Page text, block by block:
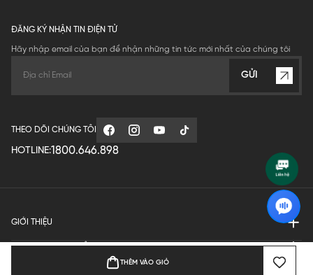
THÊM VÀO GIỎ
ĐĂNG KÝ NHẬN TIN ĐIỆN TỬ
Hãy nhập email của bạn để nhận những tin tức mới nhất của chúng tôi
GỬI
THEO DÕI CHÚNG TÔI
HOTLINE:1800.646.898
GIỚI THIỆU
QUY ĐỊNH HOẠT ĐỘNG